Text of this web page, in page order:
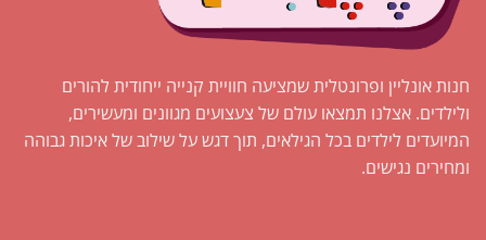
חנות אונליין ופרונטלית שמציעה חוויית קנייה ייחודית להורים
ולילדים. אצלנו תמצאו עולם של צעצועים מגוונים ומעשירים,
המיועדים לילדים בכל הגילאים, תוך דגש על שילוב של איכות גבוהה
ומחירים נגישים.